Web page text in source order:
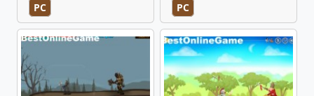
PC PC